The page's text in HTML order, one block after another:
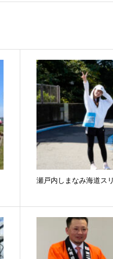
瀬戸内しまなみ海道ス